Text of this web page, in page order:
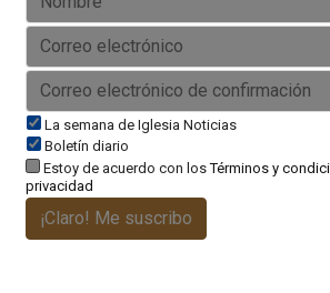
La semana de Iglesia Noticias
Boletín diario
Estoy de acuerdo con losTérminos y
privacidad
¡Claro! Me suscribo